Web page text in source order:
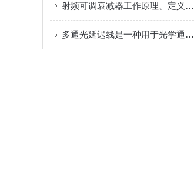
射频可调衰减器工作原理、定义、特点与应用全解析
多通光延迟线是一种用于光学通信和光信息处理的关键元件